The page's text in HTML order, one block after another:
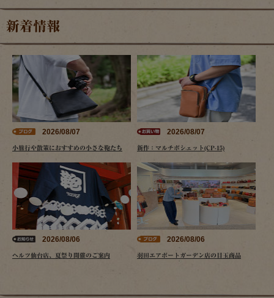
新着情報
2026/08/07
小旅行や散策におすすめの小さな鞄たち
2026/08/07
新作：マルチポシェット(CP-15)
2026/08/06
ヘルツ仙台店、夏祭り開催のご案内
2026/08/06
羽田エアポートガーデン店の目玉商品